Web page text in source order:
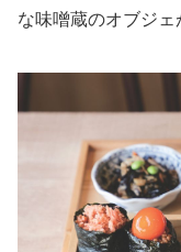
な味噌蔵のオブジェ